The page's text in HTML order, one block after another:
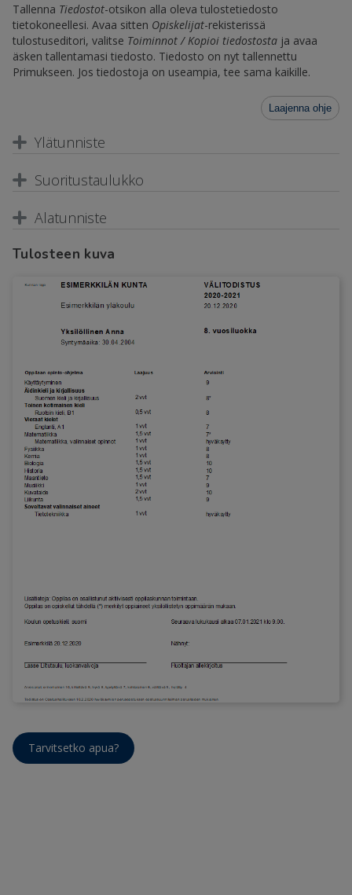
Tallenna Tiedostot-otsikon alla oleva tulostetiedosto
tietokoneellesi. Avaa sitten Opiskelijat-rekisterissä
tulostuseditori, valitse Toiminnot / Kopioi tiedostosta ja avaa
äsken tallentamasi tiedosto. Tiedosto on nyt tallennettu
Primukseen. Jos tiedostoja on useampia, tee sama kaikille.
Laajenna ohje
Ylätunniste
Suoritustaulukko
Alatunniste
Tulosteen kuva
Tarvitsetko apua?